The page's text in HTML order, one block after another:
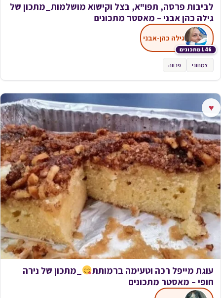
לביבות פרסה, תפו"א, בצל וקישוא מושלמות_מתכון של
גילה כהן אבני – מאסטר מתכונים
146 מתכונים
גילה כהן-אבני
צמחוני פרווה
♥
עוגת מייפל רכה וטעימה ברמותת
_מתכון של נירה
חופי – מאסטר מתכונים